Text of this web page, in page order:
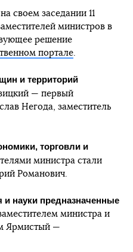
своем заседании 11
министров в
решение
портале.
и территорий
— первый
Негода, заместитель
торговли и
министра стали
Романович.
и науки предназначенные
министра и
Ярмистый —